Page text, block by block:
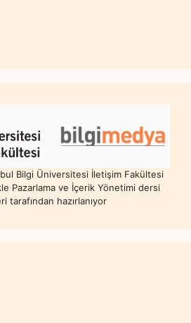
Bilgi Üniversitesi İletişim Fakültesi
Pazarlama ve İçerik Yönetimi dersi
tarafından hazırlanıyor